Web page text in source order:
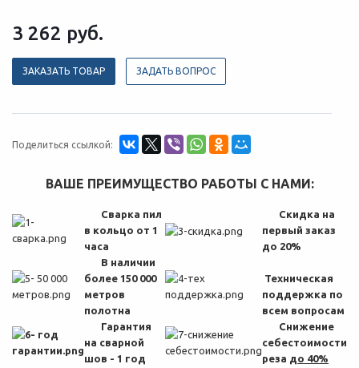
3 262 руб.
ЗАКАЗАТЬ ТОВАР ЗАДАТЬ ВОПРОС
Поделиться ссылкой:
ВАШЕ ПРЕИМУЩЕСТВО РАБОТЫ С НАМИ:
Сварка пил
в кольцо от 1
часа
Скидка на
первый заказ
до 20%
В наличии
более 150 000
метров
полотна
Техническая
поддержка по
всем вопросам
Гарантия
на сварной
шов - 1 год
Снижение
себестоимости
реза до 40%